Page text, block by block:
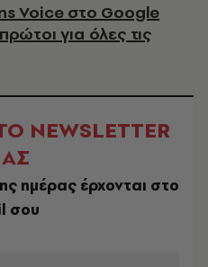
Voice στο Google
για όλες τις
NEWSLETTER
ημέρας έρχονται στο
σου